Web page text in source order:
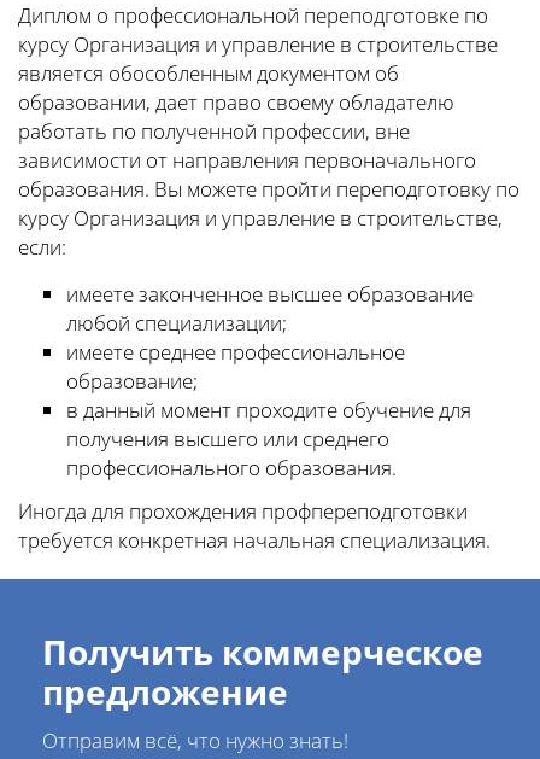
Диплом о профессиональной переподготовке по
курсу Организация и управление в строительстве
является обособленным документом об
образовании, дает право своему обладателю
работать по полученной профессии, вне
зависимости от направления первоначального
образования. Вы можете пройти переподготовку по
курсу Организация и управление в строительстве,
если:
имеете законченное высшее образование
любой специализации;
имеете среднее профессиональное
образование;
в данный момент проходите обучение для
получения высшего или среднего
профессионального образования.
Иногда для прохождения профпереподготовки
требуется конкретная начальная специализация.
Получить коммерческое
предложение
Отправим всё, что нужно знать!